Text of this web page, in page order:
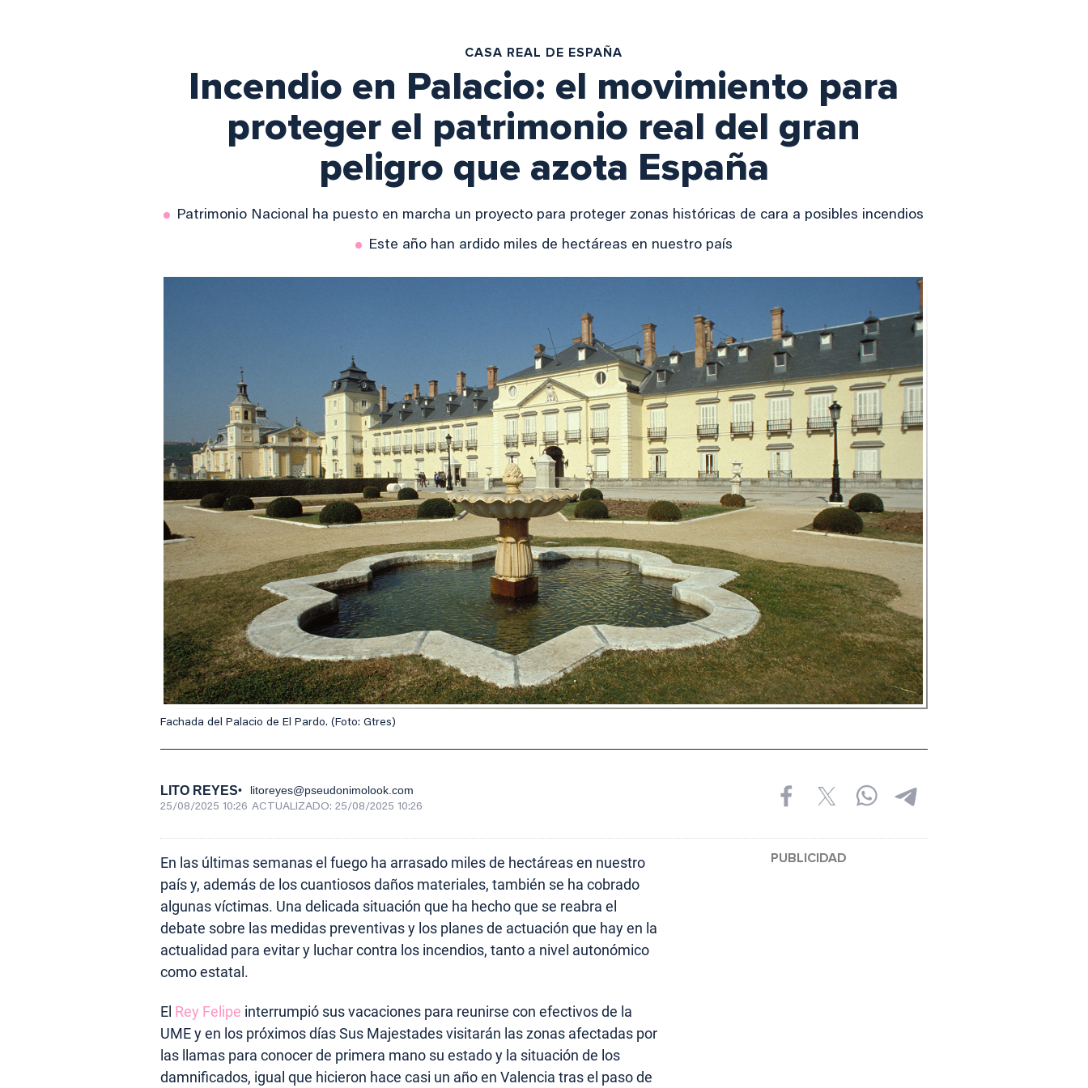
CASA REAL DE ESPAÑA
Incendio en Palacio: el movimiento para
proteger el patrimonio real del gran
peligro que azota España
Patrimonio Nacional ha puesto en marcha un proyecto para proteger zonas históricas de cara a posibles incendios
Este año han ardido miles de hectáreas en nuestro país
Fachada del Palacio de El Pardo. (Foto: Gtres)
LITO REYES litoreyes@pseudonimolook.com
25/08/2025 10:26 ACTUALIZADO: 25/08/2025 10:26
En las últimas semanas el fuego ha arrasado miles de hectáreas en nuestro
país y, además de los cuantiosos daños materiales, también se ha cobrado
algunas víctimas. Una delicada situación que ha hecho que se reabra el
debate sobre las medidas preventivas y los planes de actuación que hay en la
actualidad para evitar y luchar contra los incendios, tanto a nivel autonómico
como estatal.
El Rey Felipe interrumpió sus vacaciones para reunirse con efectivos de la
UME y en los próximos días Sus Majestades visitarán las zonas afectadas por
las llamas para conocer de primera mano su estado y la situación de los
damnificados, igual que hicieron hace casi un año en Valencia tras el paso de